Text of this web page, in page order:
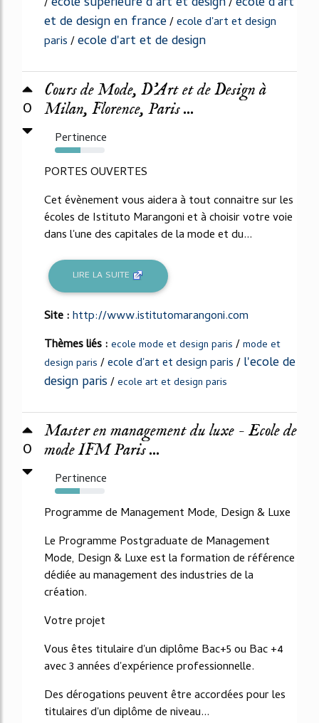
et de design en france/ecole d'art et design
paris/ecole d'art et de design
0
Cours de Mode, D'Art et de Design à
Milan, Florence, Paris ...
Pertinence
51%
PORTES OUVERTES
Cet évènement vous aidera à tout connaitre sur les
écoles de Istituto Marangoni et à choisir votre voie
dans l'une des capitales de la mode et du...
LIRE LA SUITE
Site :http://www.istitutomarangoni.com
Thèmes liés : ecole mode et design paris /mode et
design paris /ecole d'art et design paris/l'ecole de
design paris/ecole art et design paris
0
Master en management du luxe - Ecole de
mode IFM Paris ...
Pertinence
50%
Programme de Management Mode, Design & Luxe
Le Programme Postgraduate de Management
Mode, Design & Luxe est la formation de référence
dédiée au management des industries de la
création.
Votre projet
Vous êtes titulaire d'un diplôme Bac+5 ou Bac +4
avec 3 années d'expérience professionnelle.
Des dérogations peuvent être accordées pour les
titulaires d'un diplôme de niveau...